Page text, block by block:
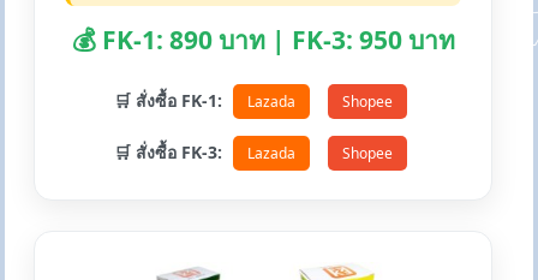
💰 FK-1: 890 บาท | FK-3: 950 บาท
🛒 สั่งซื้อ FK-1: Lazada Shopee
🛒 สั่งซื้อ FK-3: Lazada Shopee